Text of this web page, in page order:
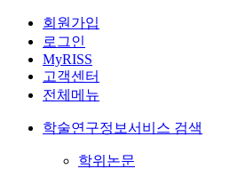
회원가입
로그인
MyRISS
고객센터
전체메뉴
학술연구정보서비스 검색
학위논문